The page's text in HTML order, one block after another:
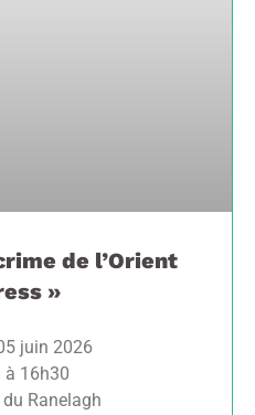
de l’Orient
»
juin 2026
à 16h30
Ranelagh